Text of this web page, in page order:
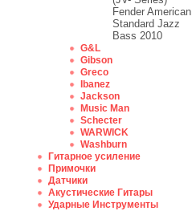
Fender American
Standard Jazz
Bass 2010
G&L
Gibson
Greco
Ibanez
Jackson
Music Man
Schecter
WARWICK
Washburn
Гитарное усиление
Примочки
Датчики
Акустические Гитары
Ударные Инструменты